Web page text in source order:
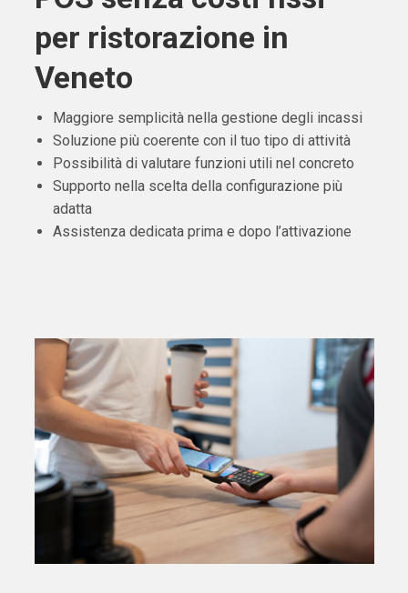
per ristorazione in
Veneto
Maggiore semplicità nella gestione degli incassi
Soluzione più coerente con il tuo tipo di attività
Possibilità di valutare funzioni utili nel concreto
Supporto nella scelta della configurazione più
adatta
Assistenza dedicata prima e dopo l’attivazione